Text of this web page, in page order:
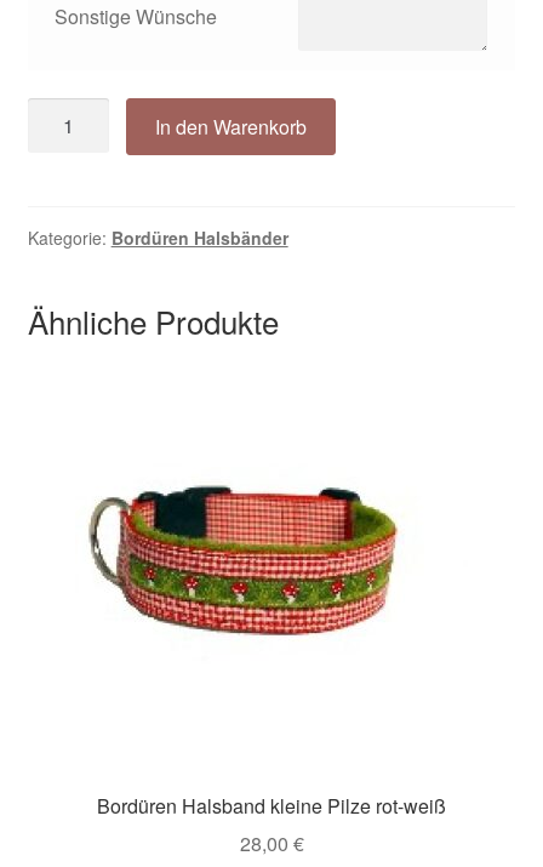
Sonstige Wünsche
Halsband
auf
In den Warenkorb
Kategorie: Bordüren Halsbänder
Ähnliche Produkte
Bordüren Halsband kleine Pilze rot-weiß
28,00 €